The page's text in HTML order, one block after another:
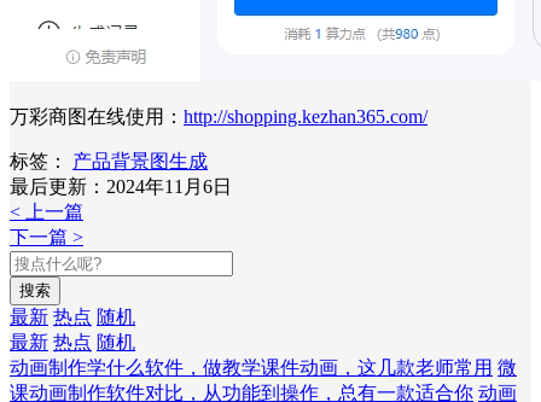
万彩商图在线使用： http://shopping.kezhan365.com/
标签：
产品背景图生成
最后更新：2024年11月6日
< 上一篇
下一篇 >
搜索
最新 热点 随机
最新 热点 随机
动画制作学什么软件，做教学课件动画，这几款老师常用 微
课动画制作软件对比，从功能到操作，总有一款适合你 动画